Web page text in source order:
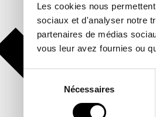
Les cookies nous
sociaux et d'analyser notre
partenaires de médias
vous leur avez fournies ou
consentement
Nécessaires